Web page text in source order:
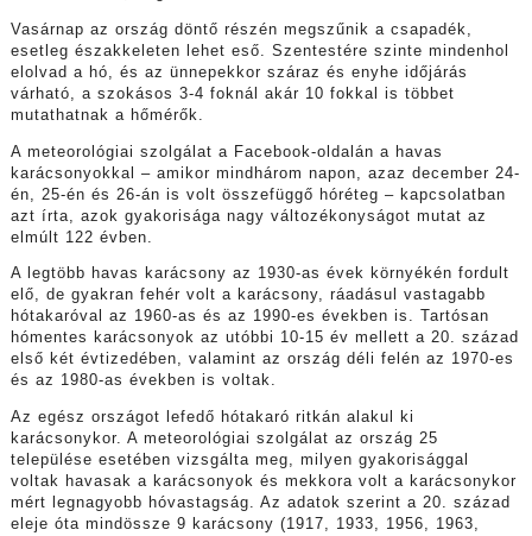
Vasárnap az ország döntő részén megszűnik a csapadék,
esetleg északkeleten lehet eső. Szentestére szinte mindenhol
elolvad a hó, és az ünnepekkor száraz és enyhe időjárás
várható, a szokásos 3-4 foknál akár 10 fokkal is többet
mutathatnak a hőmérők.
A meteorológiai szolgálat a Facebook-oldalán a havas
karácsonyokkal – amikor mindhárom napon, azaz december 24-
én, 25-én és 26-án is volt összefüggő hóréteg – kapcsolatban
azt írta, azok gyakorisága nagy változékonyságot mutat az
elmúlt 122 évben.
A legtöbb havas karácsony az 1930-as évek környékén fordult
elő, de gyakran fehér volt a karácsony, ráadásul vastagabb
hótakaróval az 1960-as és az 1990-es években is. Tartósan
hómentes karácsonyok az utóbbi 10-15 év mellett a 20. század
első két évtizedében, valamint az ország déli felén az 1970-es
és az 1980-as években is voltak.
Az egész országot lefedő hótakaró ritkán alakul ki
karácsonykor. A meteorológiai szolgálat az ország 25
települése esetében vizsgálta meg, milyen gyakorisággal
voltak havasak a karácsonyok és mekkora volt a karácsonykor
mért legnagyobb hóvastagság. Az adatok szerint a 20. század
eleje óta mindössze 9 karácsony (1917, 1933, 1956, 1963,